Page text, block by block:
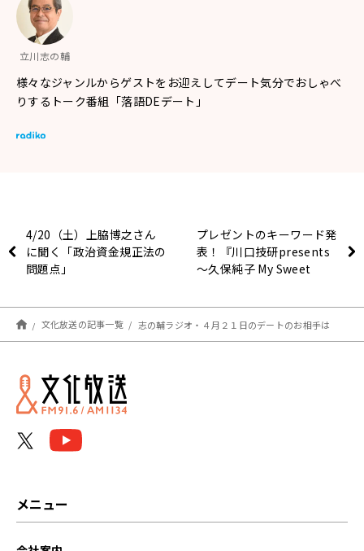
立川志の輔
様々なジャンルからゲストをお迎えしてデート気分でおしゃべ
りするトーク番組「落語DEデート」
4/20（土）上脇博之さん
に聞く「政治資金規正法の
問題点」
プレゼントのキーワード発
表！『川口技研presents
～久保純子 My Sweet
文化放送の記事一覧 志の輔ラジオ・４月２１日のデートのお相手は
メニュー